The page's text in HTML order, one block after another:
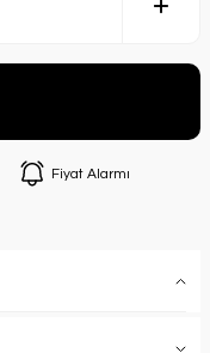
Fiyat Alarmı